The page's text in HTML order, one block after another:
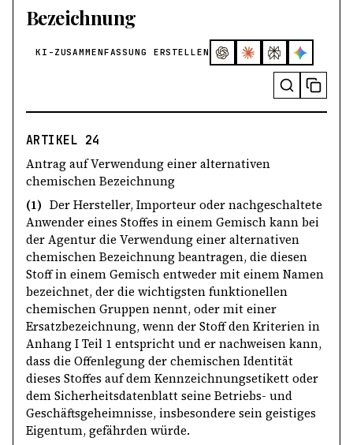
Bezeichnung
KI-ZUSAMMENFASSUNG ERSTELLEN
ARTIKEL 24
Antrag auf Verwendung einer alternativen
chemischen Bezeichnung
(1) Der Hersteller, Importeur oder nachgeschaltete
Anwender eines Stoffes in einem Gemisch kann bei
der Agentur die Verwendung einer alternativen
chemischen Bezeichnung beantragen, die diesen
Stoff in einem Gemisch entweder mit einem Namen
bezeichnet, der die wichtigsten funktionellen
chemischen Gruppen nennt, oder mit einer
Ersatzbezeichnung, wenn der Stoff den Kriterien in
Anhang I Teil 1 entspricht und er nachweisen kann,
dass die Offenlegung der chemischen Identität
dieses Stoffes auf dem Kennzeichnungsetikett oder
dem Sicherheitsdatenblatt seine Betriebs- und
Geschäftsgeheimnisse, insbesondere sein geistiges
Eigentum, gefährden würde.